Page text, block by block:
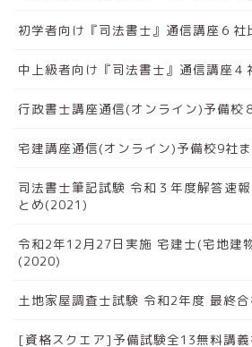
初学者向け『司法書士』通信講座６社
中上級者向け『司法書士』通信講座４
行政書士講座通信(オンライン)予備校
宅建講座通信(オンライン)予備校9社
司法書士筆記試験 令和３年度解答速
とめ(2021)
令和2年12月27日実施 宅建士(宅地建
(2020)
土地家屋調査士試験 令和2年度 最終
[資格スクエア]予備試験全13無料講